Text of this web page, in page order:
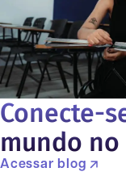
Conecte-
mundo
Acessar blog